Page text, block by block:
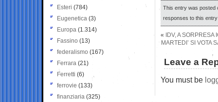
This entry was posted
responses to this
«
IDV, A
MARTEDI’ SI VOTA
Leave a
You must be
Esteri (784)
Eugenetica (3)
Europa (1.314)
Fassino (13)
federalismo (167)
Ferrara (21)
Ferretti (6)
ferrovie (133)
finanziaria (325)